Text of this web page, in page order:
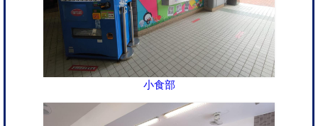
小食部